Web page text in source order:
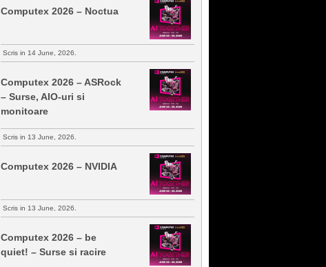
Computex 2026 – Noctua
Scris in 14 June, 2026.
Computex 2026 – ASRock
– Surse, AIO-uri si
monitoare
Scris in 13 June, 2026.
Computex 2026 – NVIDIA
Scris in 13 June, 2026.
Computex 2026 – be
quiet! – Surse si racire